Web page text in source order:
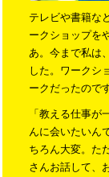
テレビや書籍な
ークショップを
あ。今まで私は
した。ワークシ
ークだったので
「教える仕事
んに会いたいん
ちろん大変。た
さんお話して、